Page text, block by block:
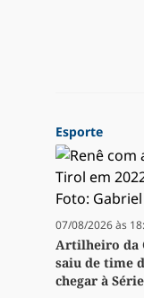
Esporte
07/08/2026 às
Artilheiro da
saiu de time
chegar à